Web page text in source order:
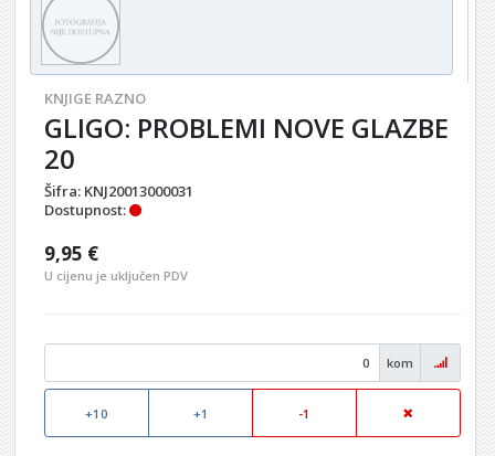
KNJIGE RAZNO
GLIGO: PROBLEMI NOVE GLAZBE
20
Šifra: KNJ20013000031
Dostupnost:
9,95 €
U cijenu je uključen PDV
kom
+10 +1 -1